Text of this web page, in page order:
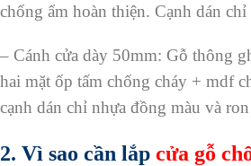
chống ẩm hoàn thiện. Cạnh dán
– Cánh cửa dày 50mm: Gỗ thông
hai mặt ốp tấm chống cháy + mdf
cạnh dán chỉ nhựa đồng màu và
2. Vì sao cần lắp cửa gỗ